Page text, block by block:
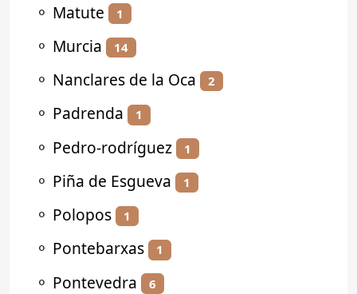
⚬ Matute 1
⚬ Murcia 14
⚬ Nanclares de la Oca 2
⚬ Padrenda 1
⚬ Pedro-rodríguez 1
⚬ Piña de Esgueva 1
⚬ Polopos 1
⚬ Pontebarxas 1
⚬ Pontevedra 6